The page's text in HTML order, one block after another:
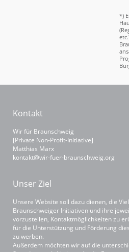
*)
Kontakt
Wir für Braunschweig
[Private Non-Profit-Initiative]
Matthias Marx
kontakt@wir-fuer-braunschweig.org
Unser Ziel
Unsere Website soll dazu dienen, die
Braunschweiger Initiativen und ihre
vorzustellen, Kontaktmöglichkeiten zu
für die Unterstützung und Förderung
zu werben.
Außerdem möchten wir auf die